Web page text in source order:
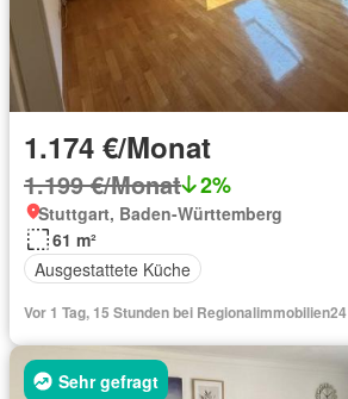
1.174 €/Monat
1.199 €/Monat 2%
Stuttgart, Baden-Württemberg
61 m²
Ausgestattete Küche
Vor 1 Tag, 15 Stunden bei Regionalimmobilien24
Sehr gefragt